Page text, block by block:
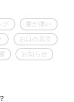
グ 歯が痛い
お口の異常
お知らせ